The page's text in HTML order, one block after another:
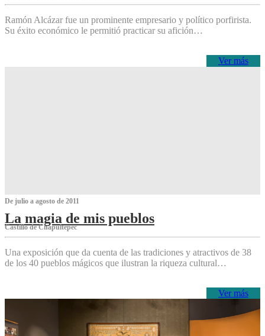
Ramón Alcázar fue un prominente empresario y político porfirista.
Su éxito económico le permitió practicar su afición…
Ver más
De julio a agosto de 2011
La magia de mis pueblos
Castillo de Chapultepec
Una exposición que da cuenta de las tradiciones y atractivos de 38
de los 40 pueblos mágicos que ilustran la riqueza cultural…
Ver más